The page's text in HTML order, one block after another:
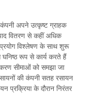
अपने उत्कृष्ट ग्राहक
वितरण से कहीं अधिक
विश्लेषण के साथ शुरू
घनिष्ठ रूप से कार्य करते हैं
सीमाओं को समझा जा
की कंपनी सतह रसायन
प्रक्रिया के दौरान निरंतर